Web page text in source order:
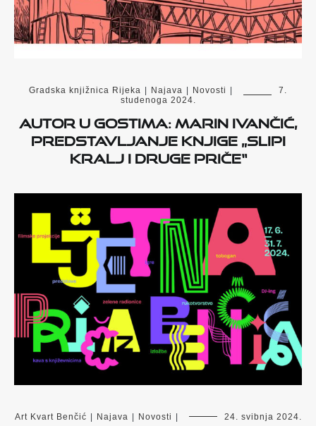
Gradska knjižnica Rijeka Najava Novosti
7.
studenoga 2024.
Autor u gostima: Marin Ivančić,
predstavljanje knjige „Slipi
kralj i druge priče“
Art Kvart Benčić Najava Novosti 24. svibnja 2024.